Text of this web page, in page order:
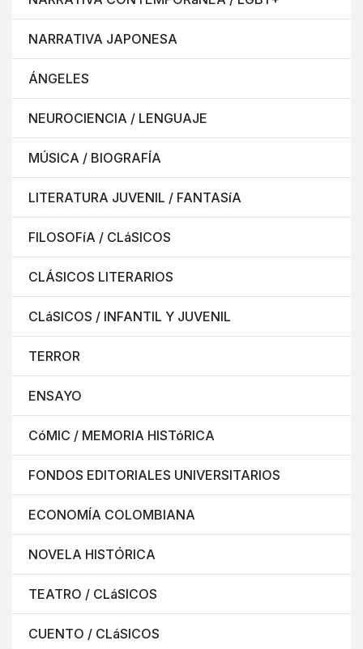
NARRATIVA JAPONESA
ÁNGELES
NEUROCIENCIA / LENGUAJE
MÚSICA / BIOGRAFÍA
LITERATURA JUVENIL / FANTASíA
FILOSOFíA / CLáSICOS
CLÁSICOS LITERARIOS
CLáSICOS / INFANTIL Y JUVENIL
TERROR
ENSAYO
CóMIC / MEMORIA HISTóRICA
FONDOS EDITORIALES UNIVERSITARIOS
ECONOMÍA COLOMBIANA
NOVELA HISTÓRICA
TEATRO / CLáSICOS
CUENTO / CLáSICOS